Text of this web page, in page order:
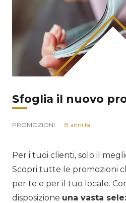
Sfoglia il nuovo
PROMOZIONI 8 anni fa
Per i tuoi clienti, solo il
Scopri tutte le promozioni
per te e per il tuo locale.
disposizione una vasta